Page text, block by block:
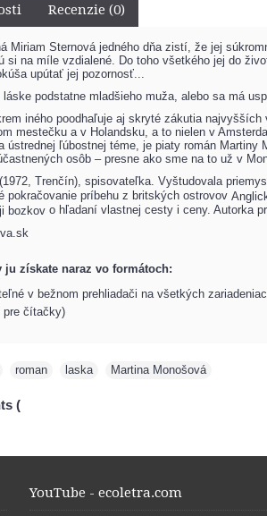
Recenzie (0)
Miriam Sternová jedného dňa zistí, že jej
si na míle vzdialené. Do toho všetkého jej do
upútať jej pozornosť...
láske podstatne mladšieho muža, alebo sa má
iného poodhaľuje aj skryté zákutia
mestečku a v Holandsku, a to nielen v
ústrednej ľúbostnej téme, je piaty román
osôb – presne ako sme na to už v
(1972, Trenčín), spisovateľka. Vyštudovala
pokračovanie príbehu z britských ostrovov
bozkov o hľadaní vlastnej cesty i ceny. Autorka
ju získate naraz vo formátoch:
v bežnom prehliadači na všetkých
pre čítačky)
roman laska Martina Monošová
(
YouTube - ecoletra.com